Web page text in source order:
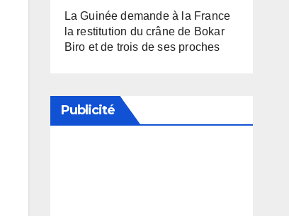
La Guinée demande à la France
la restitution du crâne de Bokar
Biro et de trois de ses proches
Publicité